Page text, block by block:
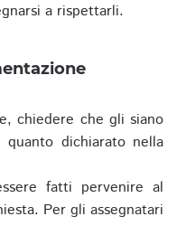
a rispettarli.
chiedere che gli siano
dichiarato nella
fatti pervenire al
Per gli assegnatari